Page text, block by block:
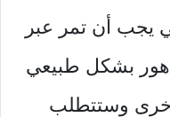
يجب أن تمر عبر
بشكل طبيعي
وستتطلب